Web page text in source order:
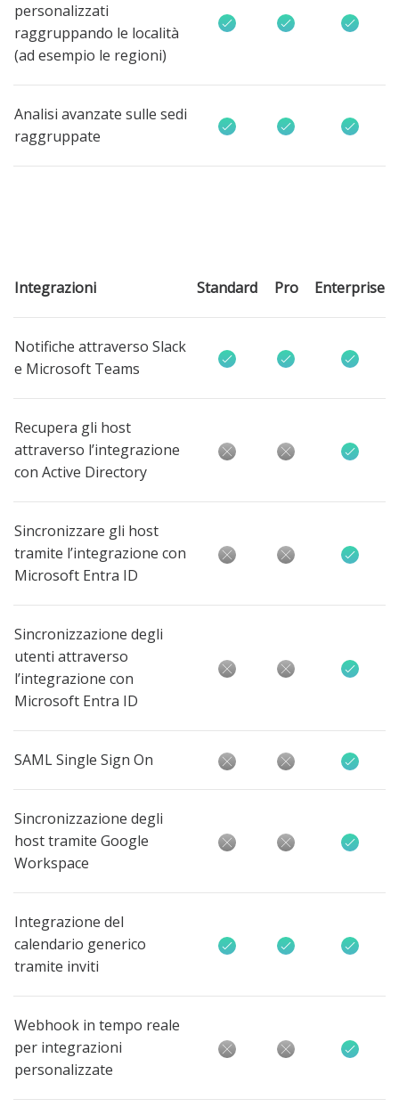
personalizzati
raggruppando le località
(ad esempio le regioni)
Analisi avanzate sulle sedi
raggruppate
Integrazioni Standard Pro Enterprise
Notifiche attraverso Slack
e Microsoft Teams
Recupera gli host
attraverso l’integrazione
con Active Directory
Sincronizzare gli host
tramite l’integrazione con
Microsoft Entra ID
Sincronizzazione degli
utenti attraverso
l’integrazione con
Microsoft Entra ID
SAML Single Sign On
Sincronizzazione degli
host tramite Google
Workspace
Integrazione del
calendario generico
tramite inviti
Webhook in tempo reale
per integrazioni
personalizzate